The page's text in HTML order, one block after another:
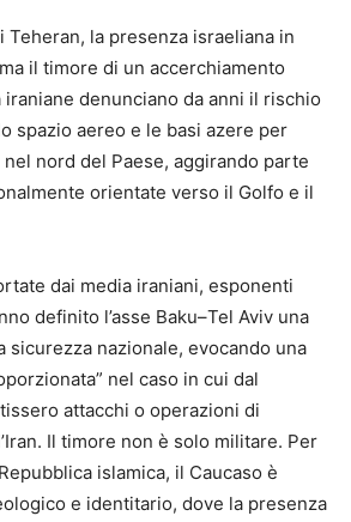
Teheran, la presenza israeliana in
il timore di un accerchiamento
denunciano da anni il rischio
spazio aereo e le basi azere per
nord del Paese, aggirando parte
orientate verso il Golfo e il
dai media iraniani, esponenti
definito l’asse Baku–Tel Aviv una
sicurezza nazionale, evocando una
nel caso in cui dal
attacchi o operazioni di
Il timore non è solo militare. Per
islamica, il Caucaso è
e identitario, dove la presenza